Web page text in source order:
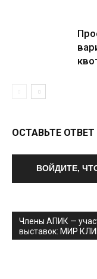
ОСТАВЬТЕ ОТВЕТ
ВОЙДИТЕ,
Члены АПИК —
выставок: МИР